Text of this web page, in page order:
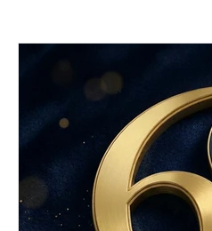
assurances de biens
transmission